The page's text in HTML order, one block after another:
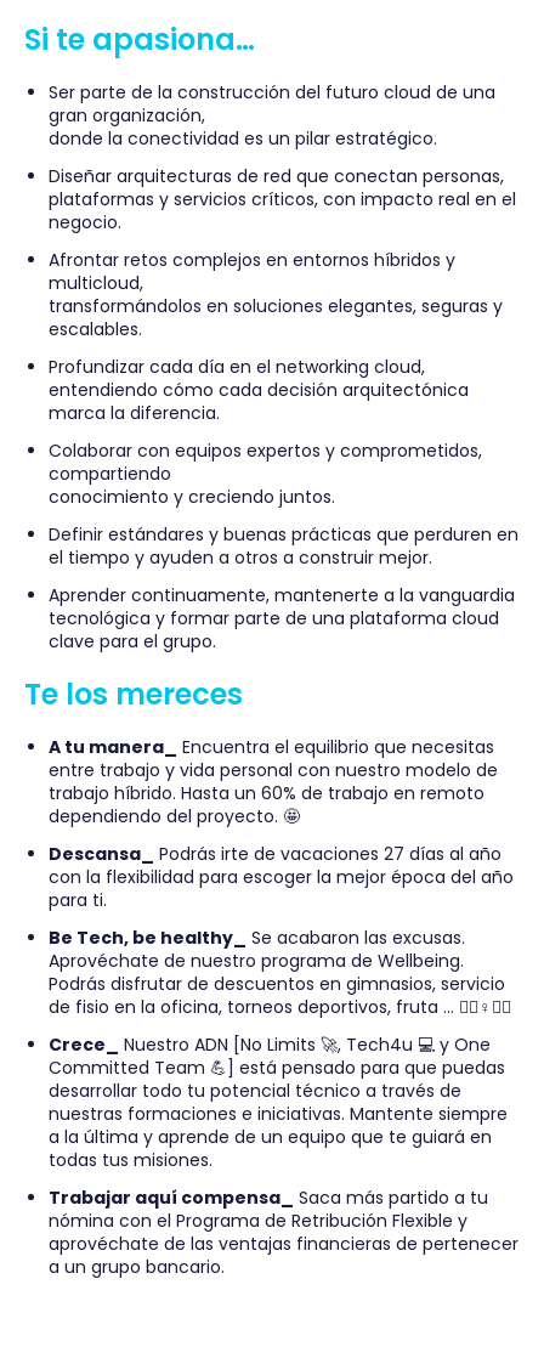
Si te apasiona…
Ser parte de la construcción del futuro cloud de una
gran organización,
donde la conectividad es un pilar estratégico.
Diseñar arquitecturas de red que conectan personas,
plataformas y servicios críticos, con impacto real en el
negocio.
Afrontar retos complejos en entornos híbridos y
multicloud,
transformándolos en soluciones elegantes, seguras y
escalables.
Profundizar cada día en el networking cloud,
entendiendo cómo cada decisión arquitectónica
marca la diferencia.
Colaborar con equipos expertos y comprometidos,
compartiendo
conocimiento y creciendo juntos.
Definir estándares y buenas prácticas que perduren en
el tiempo y ayuden a otros a construir mejor.
Aprender continuamente, mantenerte a la vanguardia
tecnológica y formar parte de una plataforma cloud
clave para el grupo.
Te los mereces
A tu manera_
Encuentra el equilibrio que necesitas
entre trabajo y vida personal con nuestro modelo de
trabajo híbrido. Hasta un 60% de trabajo en remoto
dependiendo del proyecto. 🤩
Descansa_
Podrás irte de vacaciones 27 días al año
con la flexibilidad para escoger la mejor época del año
para ti.
Be Tech, be healthy_
Se acabaron las excusas.
Aprovéchate de nuestro programa de Wellbeing.
Podrás disfrutar de descuentos en gimnasios, servicio
de fisio en la oficina, torneos deportivos, fruta … 🏋️‍♀️♀️👨‍⚕
Crece_
Nuestro ADN [No Limits 🚀, Tech4u 💻 y One
Committed Team 💪] está pensado para que puedas
desarrollar todo tu potencial técnico a través de
nuestras formaciones e iniciativas. Mantente siempre
a la última y aprende de un equipo que te guiará en
todas tus misiones.
Trabajar aquí compensa_
Saca más partido a tu
nómina con el Programa de Retribución Flexible y
aprovéchate de las ventajas financieras de pertenecer
a un grupo bancario.